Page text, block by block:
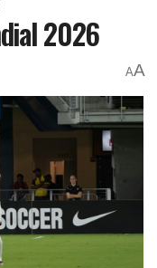
2026
AA